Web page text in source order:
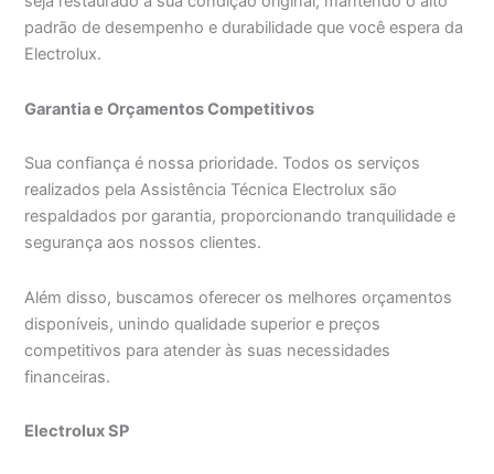
padrão de desempenho e durabilidade que você espera da
Electrolux.
Garantia e Orçamentos Competitivos
Sua confiança é nossa prioridade. Todos os serviços
realizados pela Assistência Técnica Electrolux são
respaldados por garantia, proporcionando tranquilidade e
segurança aos nossos clientes.
Além disso, buscamos oferecer os melhores orçamentos
disponíveis, unindo qualidade superior e preços
competitivos para atender às suas necessidades
financeiras.
Electrolux SP